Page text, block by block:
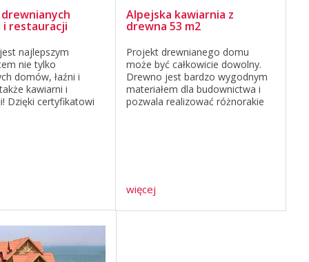
i restauracji
najlepszym
nie tylko
domów, łaźni i
kawiarni i
Dzięki certyfikatowi
Alpejska kawiarnia z
drewna 53 m2
Projekt drewnianego domu
może być całkowicie dowolny.
Drewno jest bardzo wygodnym
materiałem dla budownictwa i
pozwala realizować różnorakie
więcej